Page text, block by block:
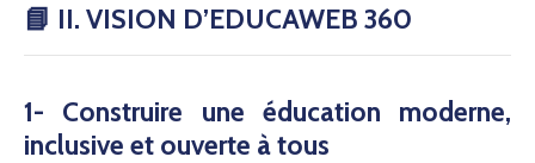
📘 II. VISION D’EDUCAWEB 360
1- Construire une éducation moderne,
inclusive et ouverte à tous